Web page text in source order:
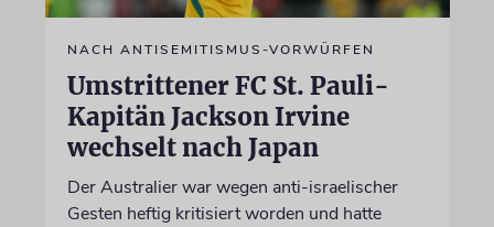
NACH ANTISEMITISMUS-VORWÜRFEN
Umstrittener FC St. Pauli-
Kapitän Jackson Irvine
wechselt nach Japan
Der Australier war wegen anti-israelischer
Gesten heftig kritisiert worden und hatte